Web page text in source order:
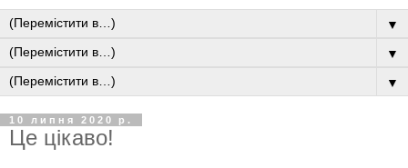
▼
▼
▼
10 липня 2020 р.
Це цікаво!